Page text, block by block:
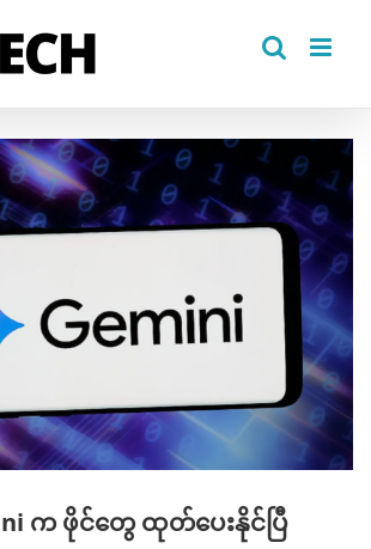
က ဖိုင်တွေ ထုတ်ပေးနိုင်ပြီ